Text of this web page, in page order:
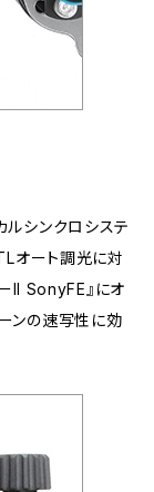
ルシンクロシステ
オート調光に対
II SonyFE』にオ
ンの速写性に効